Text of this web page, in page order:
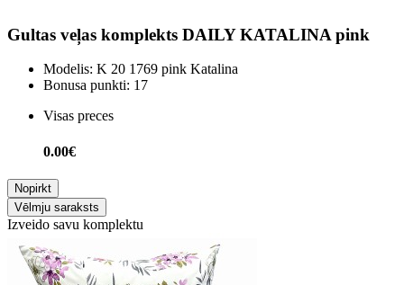
Gultas veļas komplekts DAILY KATALINA pink
Modelis: K 20 1769 pink Katalina
Bonusa punkti: 17
Visas preces
0.00€
Nopirkt
Vēlmju saraksts
Izveido savu komplektu